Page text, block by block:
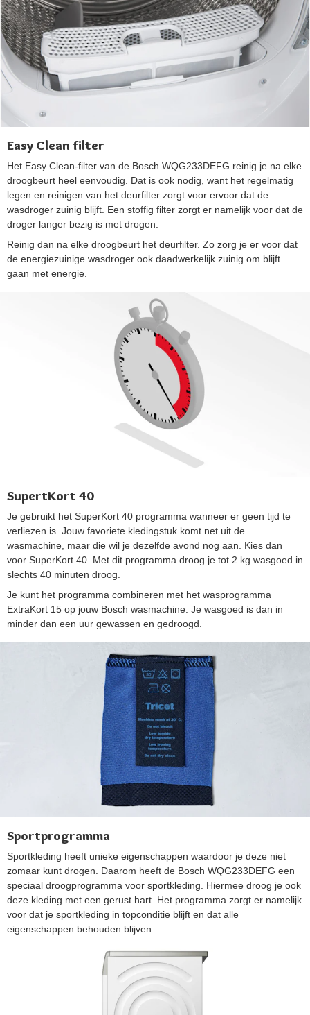
Easy Clean filter
Het Easy Clean-filter van de Bosch WQG233DEFG reinig je na elke
droogbeurt heel eenvoudig. Dat is ook nodig, want het regelmatig
legen en reinigen van het deurfilter zorgt voor ervoor dat de
wasdroger zuinig blijft. Een stoffig filter zorgt er namelijk voor dat de
droger langer bezig is met drogen.
Reinig dan na elke droogbeurt het deurfilter. Zo zorg je er voor dat
de energiezuinige wasdroger ook daadwerkelijk zuinig om blijft
gaan met energie.
SupertKort 40
Je gebruikt het SuperKort 40 programma wanneer er geen tijd te
verliezen is. Jouw favoriete kledingstuk komt net uit de
wasmachine, maar die wil je dezelfde avond nog aan. Kies dan
voor SuperKort 40. Met dit programma droog je tot 2 kg wasgoed in
slechts 40 minuten droog.
Je kunt het programma combineren met het wasprogramma
ExtraKort 15 op jouw Bosch wasmachine. Je wasgoed is dan in
minder dan een uur gewassen en gedroogd.
Sportprogramma
Sportkleding heeft unieke eigenschappen waardoor je deze niet
zomaar kunt drogen. Daarom heeft de Bosch WQG233DEFG een
speciaal droogprogramma voor sportkleding. Hiermee droog je ook
deze kleding met een gerust hart. Het programma zorgt er namelijk
voor dat je sportkleding in topconditie blijft en dat alle
eigenschappen behouden blijven.